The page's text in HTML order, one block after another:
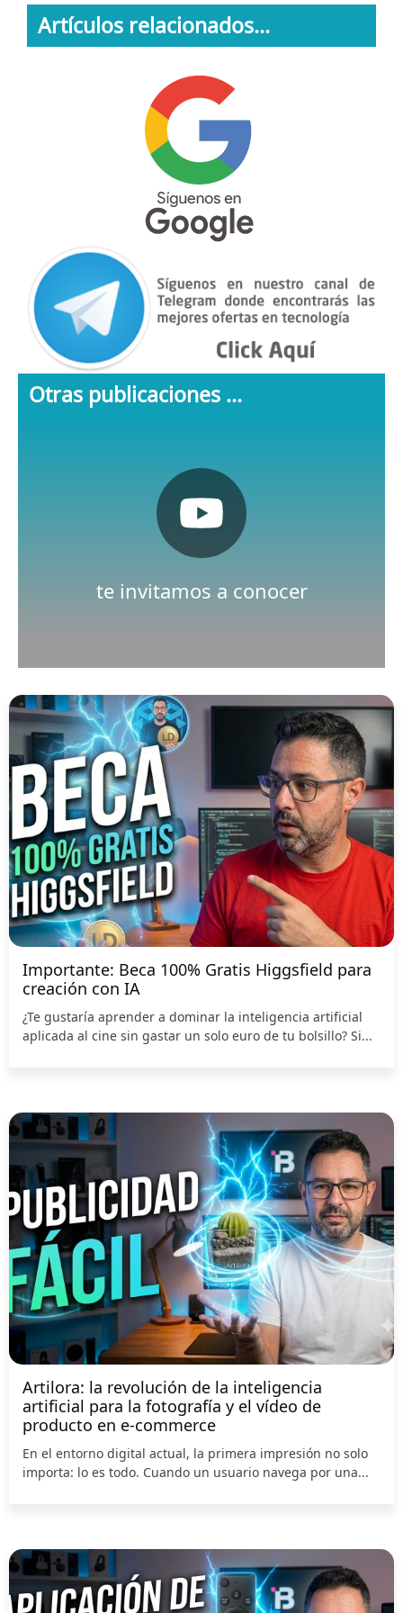
Artículos relacionados...
Otras publicaciones ...
te invitamos a conocer
Nuestro canal de Youtube
Pulsa aquí
Importante: Beca 100% Gratis Higgsfield para
creación con IA
¿Te gustaría aprender a dominar la inteligencia artificial
aplicada al cine sin gastar un solo euro de tu bolsillo? Si...
Artilora: la revolución de la inteligencia
artificial para la fotografía y el vídeo de
producto en e-commerce
En el entorno digital actual, la primera impresión no solo
importa: lo es todo. Cuando un usuario navega por una...